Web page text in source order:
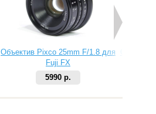
Объектив Pixco 25mm F/1.8 для
Fuji FX
5990 р.